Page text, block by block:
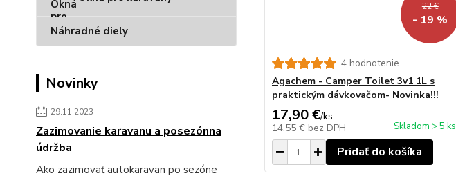
Náhradné diely
Novinky
29.11.2023
Zazimovanie karavanu a posezónna
údržba
Ako zazimovať autokaravan po sezóne
22 €
- 19 %
4 hodnotenie
Agachem - Camper Toilet 3v1 1L s
praktickým dávkovačom- Novinka!!!
17,90 €/ks
14,55 € bez DPH Skladom > 5 ks
Pridať do košíka